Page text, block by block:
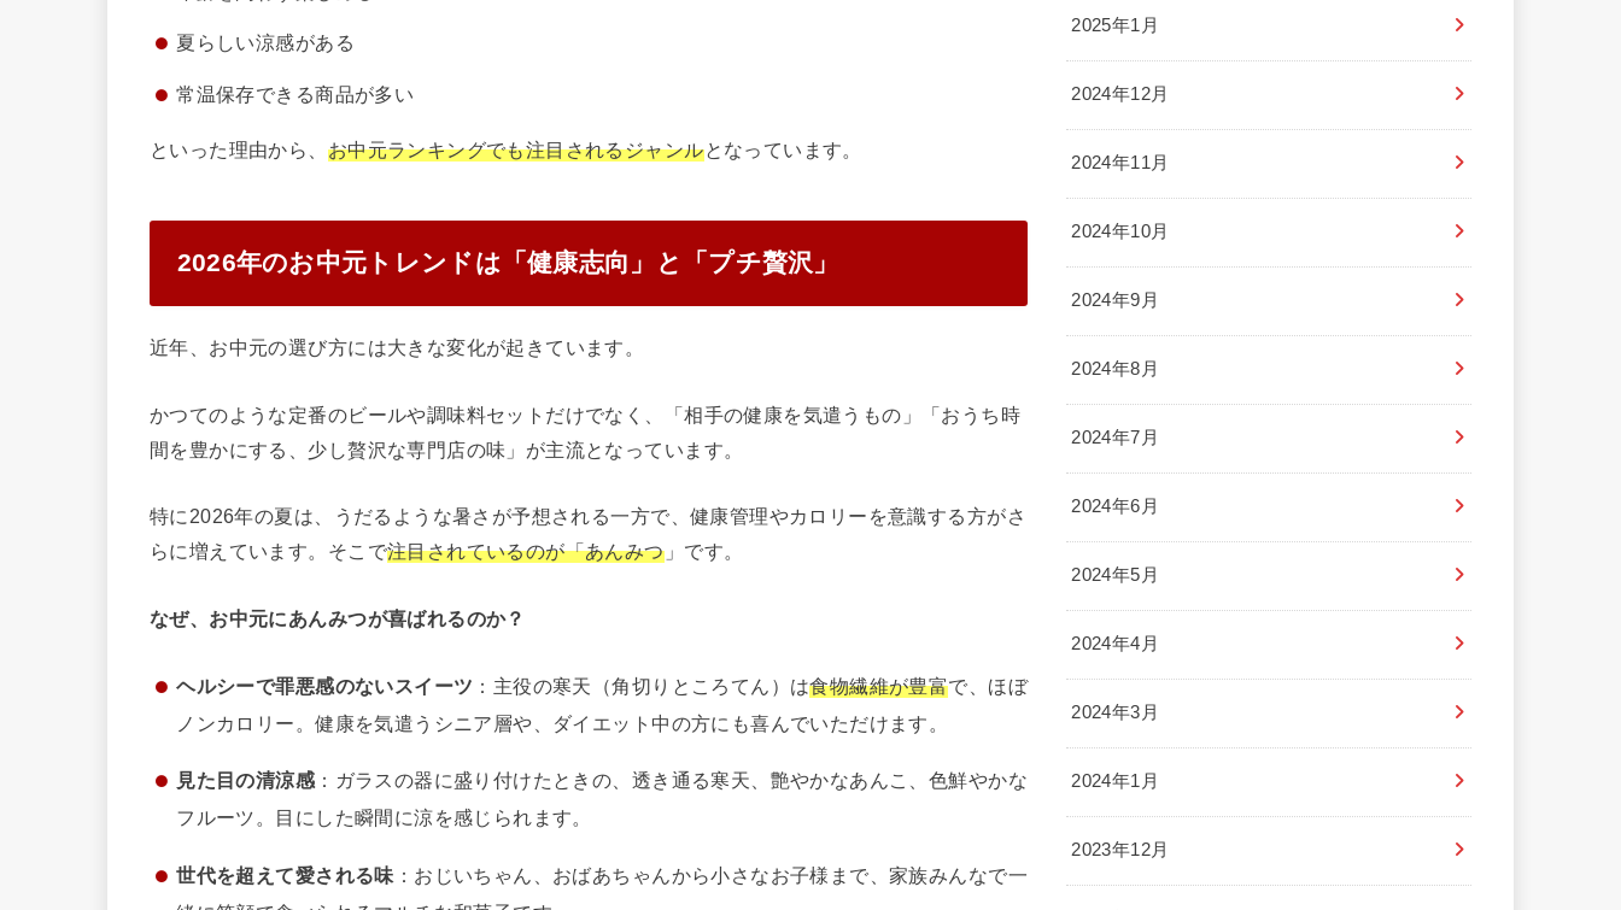
夏らしい涼感がある
常温保存できる商品が多い
といった理由から、 お中元ランキングでも注目されるジャンルとなっています。
2026年のお中元トレンドは「健康志向」と「プチ贅沢」
近年、お中元の選び方には大きな変化が起きています。
かつてのような定番のビールや調味料セットだけでなく、「相手の健康を気遣うもの」「おうち時
間を豊かにする、少し贅沢な専門店の味」が主流となっています。
特に2026年の夏は、うだるような暑さが予想される一方で、健康管理やカロリーを意識する方がさ
らに増えています。そこで注目されているのが「あんみつ」です。
なぜ、お中元にあんみつが喜ばれるのか？
ヘルシーで罪悪感のないスイーツ ：主役の寒天（角切りところてん）は食物繊維が豊富で、ほぼ
ノンカロリー。健康を気遣うシニア層や、ダイエット中の方にも喜んでいただけます。
見た目の清涼感 ：ガラスの器に盛り付けたときの、透き通る寒天、艶やかなあんこ、色鮮やかな
フルーツ。目にした瞬間に涼を感じられます。
世代を超えて愛される味 ：おじいちゃん、おばあちゃんから小さなお子様まで、家族みんなで一
2025年1月
2024年12月
2024年11月
2024年10月
2024年9月
2024年8月
2024年7月
2024年6月
2024年5月
2024年4月
2024年3月
2024年1月
2023年12月